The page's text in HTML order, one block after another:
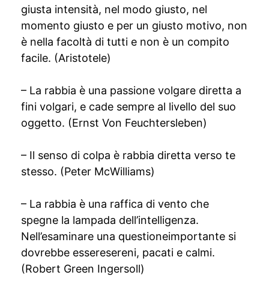
giusta intensità, nel modo giusto, nel
momento giusto e per un giusto motivo, non
è nella facoltà di tutti e non è un compito
facile. (Aristotele)
– La rabbia è una passione volgare diretta a
fini volgari, e cade sempre al livello del suo
oggetto. (Ernst Von Feuchtersleben)
– Il senso di colpa è rabbia diretta verso te
stesso. (Peter McWilliams)
– La rabbia è una raffica di vento che
spegne la lampada dell’intelligenza.
Nell’esaminare una questioneimportante si
dovrebbe esseresereni, pacati e calmi.
(Robert Green Ingersoll)